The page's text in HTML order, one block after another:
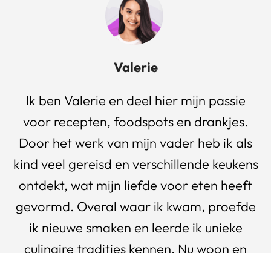
Valerie
Ik ben Valerie en deel hier mijn passie
voor recepten, foodspots en drankjes.
Door het werk van mijn vader heb ik als
kind veel gereisd en verschillende keukens
ontdekt, wat mijn liefde voor eten heeft
gevormd. Overal waar ik kwam, proefde
ik nieuwe smaken en leerde ik unieke
culinaire tradities kennen. Nu woon en